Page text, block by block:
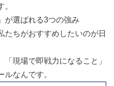
が選ばれる3つの強み
たちがおすすめしたいのが日
現場で即戦力になること」
なんです。